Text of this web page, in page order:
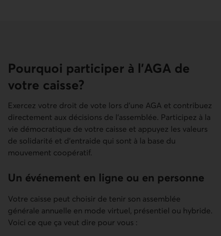
Pourquoi participer à l’AGA de
votre caisse?
Exercez votre droit de vote lors d’une AGA et contribuez
directement aux décisions de l’assemblée. Participez à la
vie démocratique de votre caisse et appuyez les valeurs
de solidarité et d'entraide qui sont à la base du
mouvement coopératif.
Un événement en ligne ou en personne
Votre caisse peut choisir de tenir son assemblée
générale annuelle en mode virtuel, présentiel ou hybride.
Voici ce que ça veut dire pour vous :